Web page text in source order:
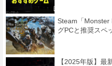
Steam「Monster
グPCと推奨スペ
【2025年版】最